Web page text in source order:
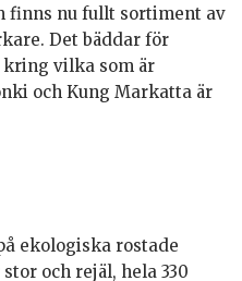
finns nu fullt sortiment av
Det bäddar för
kring vilka som är
och Kung Markatta är
ekologiska rostade
och rejäl, hela 330